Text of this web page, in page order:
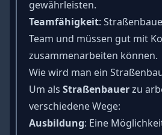
gewährleisten.
Teamfähigkeit:
Team und müssen gut mit
zusammenarbeiten können.
Wie wird man ein
Um als Straßenbauerzu
verschiedene Wege:
Ausbildung: Eine